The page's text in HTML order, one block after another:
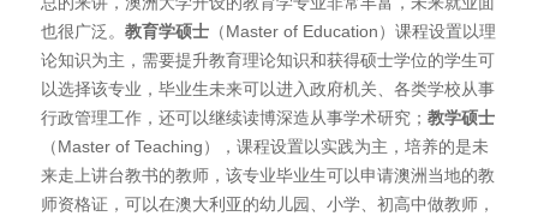
也很广泛。 教育学硕士（Master of Education）课程设置以理
论知识为主，需要提升教育理论知识和获得硕士学位的学生可
以选择该专业，毕业生未来可以进入政府机关、各类学校从事
行政管理工作，还可以继续读博深造从事学术研究； 教学硕士
（Master of Teaching），课程设置以实践为主，培养的是未
来走上讲台教书的教师，该专业毕业生可以申请澳洲当地的教
师资格证，可以在澳大利亚的幼儿园、小学、初高中做教师，